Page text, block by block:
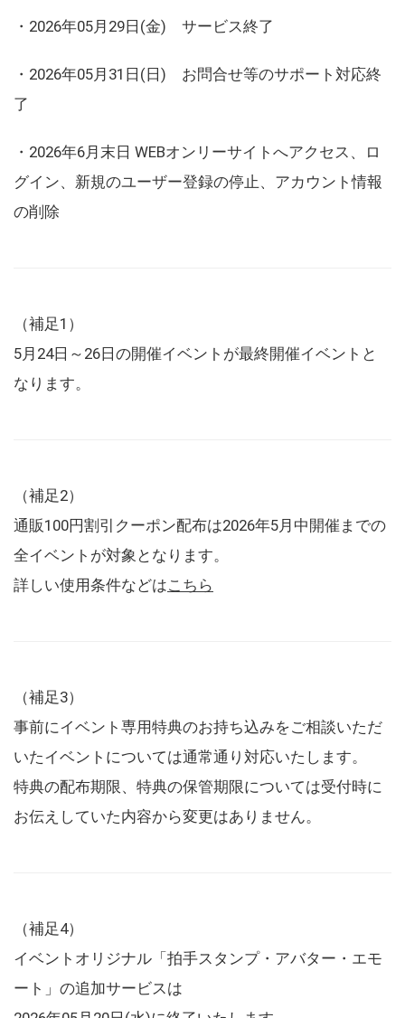
・2026年05月29日(金) サービス終了
・2026年05月31日(日) お問合せ等のサポート対応終
了
・2026年6月末日 WEBオンリーサイトへアクセス、ロ
グイン、新規のユーザー登録の停止、アカウント情報
の削除
（補足1）
5月24日～26日の開催イベントが最終開催イベントと
なります。
（補足2）
通販100円割引クーポン配布は2026年5月中開催までの
全イベントが対象となります。
詳しい使用条件などはこちら
（補足3）
事前にイベント専用特典のお持ち込みをご相談いただ
いたイベントについては通常通り対応いたします。
特典の配布期限、特典の保管期限については受付時に
お伝えしていた内容から変更はありません。
（補足4）
イベントオリジナル「拍手スタンプ・アバター・エモ
ート」の追加サービスは